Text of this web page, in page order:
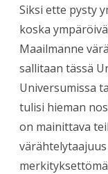
Siksi ette pysty
koska
Maailmanne
sallitaan tässä
Universumissa
tulisi hieman
on mainittava